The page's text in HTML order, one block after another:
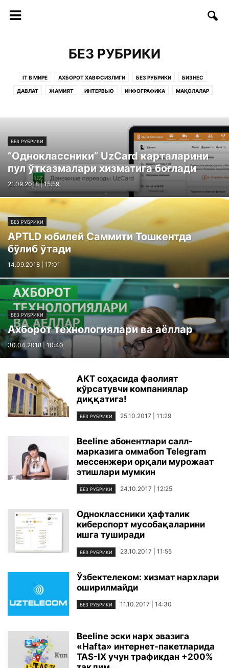
БЕЗ РУБРИКИ
IT В МИРЕ АХБОРОТ ХАВФСИЗЛИГИ БЕЗ РУБРИКИ БИЗНЕС
ДАВЛАТ ЖАМИЯТ ИНТЕРВЬЮ ИНФОГРАФИКА МАҚОЛАЛАР
СТАРТАП СТАТЬИ ТАДБИРЛАР ТАЪЛИМ ТЕЛЕКОММУНИКАЦИЯ
ТЕХНОЛОГИЯЛАР
БЕЗ РУБРИКИ
“Одноклассники” UzCard карталарини
пул ўтказмалари хизматига боғлади
21.09.2018 | 15:59
БЕЗ РУБРИКИ
APTLD юбилей Саммити Тошкентда
бўлиб ўтади
14.09.2018 | 17:01
БЕЗ РУБРИКИ
Ахборот технологиялари ва аёллар
30.04.2018 | 10:40
АКТ соҳасида фаолият
кўрсатувчи компаниялар
диққатига!
БЕЗ РУБРИКИ 25.10.2017 | 11:29
Beeline абонентлари cалл-
марказига оммабоп Telegram
мессенжери орқали мурожаат
этишлари мумкин
БЕЗ РУБРИКИ 24.10.2017 | 12:25
Одноклассники ҳафталик
киберспорт мусобақаларини
ишга туширади
БЕЗ РУБРИКИ 23.10.2017 | 11:55
Ўзбектелеком: хизмат нархлари
оширилмайди
БЕЗ РУБРИКИ 11.10.2017 | 14:30
Beeline эски нарх эвазига
«Hafta» интернет-пакетларида
TAS-IX учун трафикдан +200%